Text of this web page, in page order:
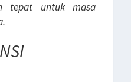
tepat untuk masa